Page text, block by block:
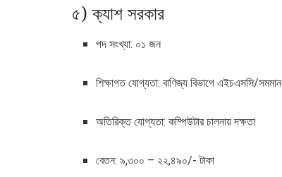
৫) ক্যাশ সরকার
পদ সংখ্যা: ০১ জন
শিক্ষাগত যোগ্যতা: বাণিজ্য বিভাগে এইচএসসি/সমমান
অতিরিক্ত যোগ্যতা: কম্পিউটার চালনায় দক্ষতা
বেতন: ৯,৩০০ – ২২,৪৯০/- টাকা